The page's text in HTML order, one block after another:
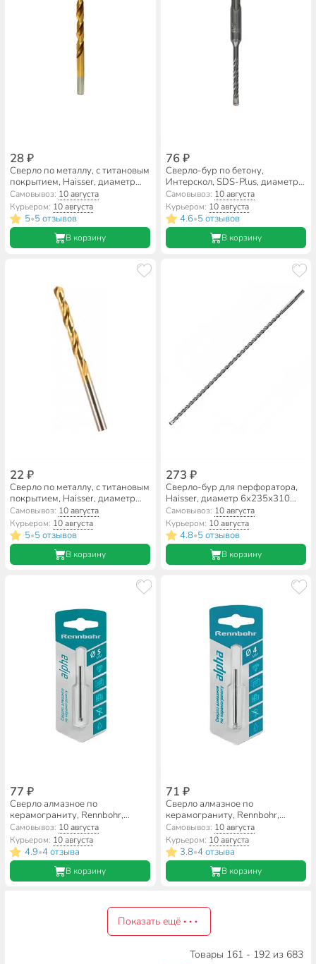
28 ₽
Сверло по металлу, с титановым
покрытием, Haisser, диаметр
1.5 мм, цилиндрический
хвостовик, HS111002
Самовывоз: 10 августа
Курьером: 10 августа
5•5 отзывов
В корзину
76 ₽
Сверло-бур по бетону,
Интерскол, SDS-Plus, диаметр
6х110 мм, SDS-Plus,
2011011000600
Самовывоз: 10 августа
Курьером: 10 августа
4.6•5 отзывов
В корзину
22 ₽
Сверло по металлу, с титановым
покрытием, Haisser, диаметр
1.2 мм, цилиндрический
хвостовик, HS111034
Самовывоз: 10 августа
Курьером: 10 августа
5•5 отзывов
В корзину
273 ₽
Сверло-бур для перфоратора,
Haisser, диаметр 6х235х310
мм, SDS-Plus, HS103009
Самовывоз: 10 августа
Курьером: 10 августа
4.8•5 отзывов
В корзину
77 ₽
Сверло алмазное по
керамограниту, Rennbohr,
Alpha, диаметр 5 мм,
цилиндрический хвостовик,
676205
Самовывоз: 10 августа
Курьером: 10 августа
4.9•4 отзыва
В корзину
71 ₽
Сверло алмазное по
керамограниту, Rennbohr,
Alpha, диаметр 4 мм,
цилиндрический хвостовик,
676204
Самовывоз: 10 августа
Курьером: 10 августа
3.8•4 отзыва
В корзину
Показать ещё
Товары 161 - 192 из 683